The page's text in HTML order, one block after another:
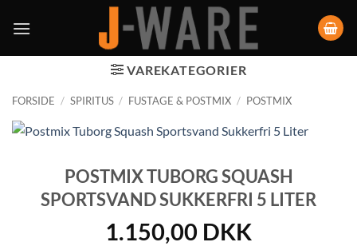
VAREKATEGORIER
FORSIDE / SPIRITUS / FUSTAGE & POSTMIX / POSTMIX
POSTMIX TUBORG SQUASH
SPORTSVAND SUKKERFRI 5 LITER
1.150,00 DKK